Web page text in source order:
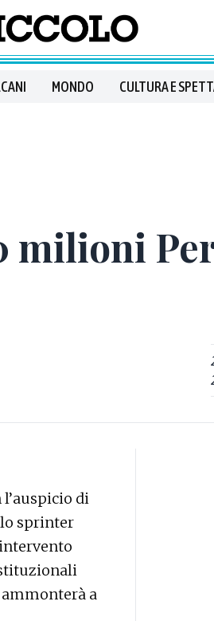
MONDO CULTURA E
milioni
di
lo sprinter
ammonterà a